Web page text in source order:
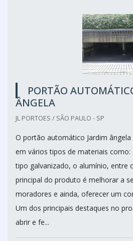
PORTÃO
ÂNGELA
JL PORTOES / SÃO PAULO - SP
O portão automático Jardim
em vários tipos de materiais como:
tipo galvanizado, o alumínio, entre
principal do produto é melhorar a
moradores e ainda, oferecer um
Um dos principais destaques no
abrir e fe...